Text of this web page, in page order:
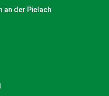
an der Pielach